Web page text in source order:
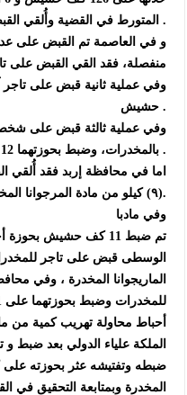
المتورط في القضية وأُلقي القبض عليه وبوشر التحقيق معه .
و في العاصمة تم القبض على
حشيش .
وفي عملية ثالثة قبض على
بالمخدرات، وضبط بحوزتهما 12 كف حشيش .
اما في محافظة إربد فقد أُلقي
(٩) كيلو من مادة المرجوانا المخدرة. في مزرعة تمت مداهمتها.
وفي مادبا
تم ضبط 11 كف حشيش
الماريجوانا المخدرة ، وفي
أحباط محاولة تهريب كمية من
الملكة علياء الدولي بعد ضبط
ضبطه وتفتيشه عثر بحوزته
المخدرة وبمتابعة التحقيق